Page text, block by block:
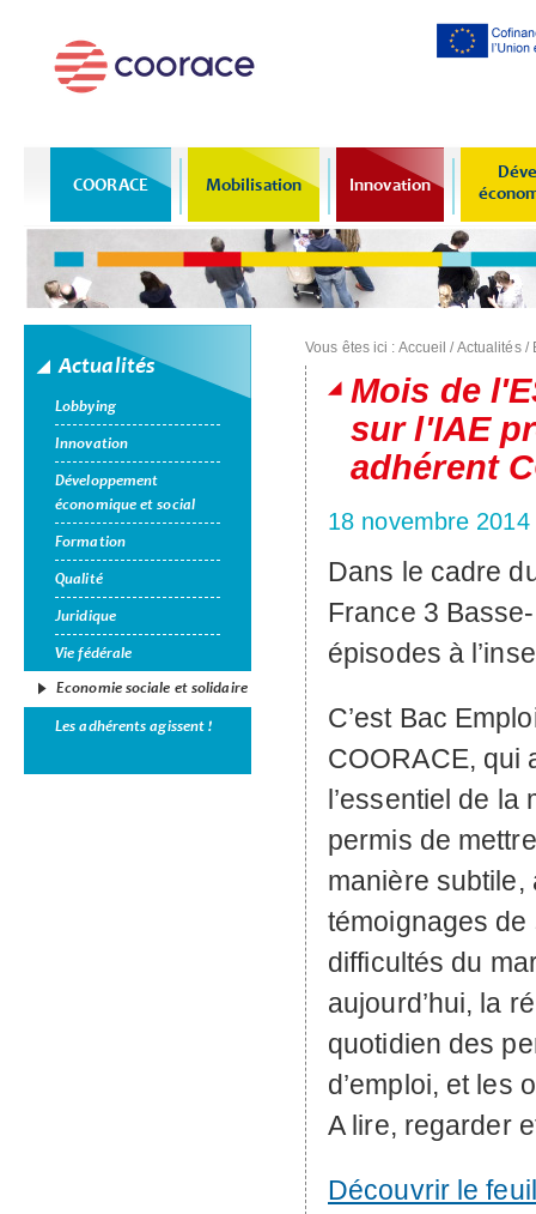
COORACE Mobilisation Innovation
Actualités
Lobbying
Innovation
Développement
économique et social
Formation
Qualité
Juridique
Vie fédérale
Economie sociale et solidaire
Les adhérents agissent !
Vous êtes ici : Accueil /Actualités/
Mois de
sur l'IAE
adhérent
18 novembre 2014
Dans le cadre
France 3
épisodes à
C’est Bac
COORACE, qui
l’essentiel de la
permis de
manière subtile,
témoignages
difficultés du
aujourd’hui, la
quotidien des
d’emploi, et les
A lire, regarder
Découvrir le